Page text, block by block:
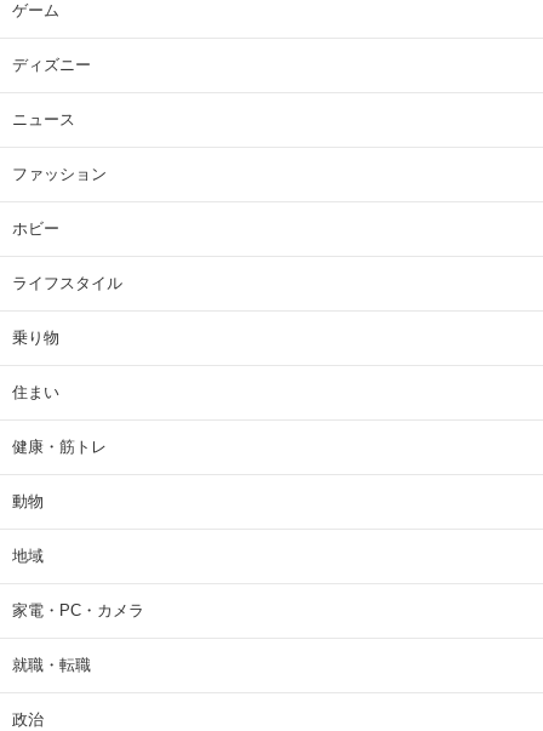
ゲーム
ディズニー
ニュース
ファッション
ホビー
ライフスタイル
乗り物
住まい
健康・筋トレ
動物
地域
家電・PC・カメラ
就職・転職
政治